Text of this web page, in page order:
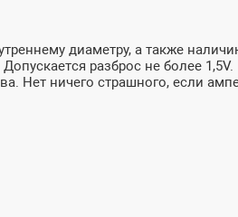
диаметру, а также
разброс не более 1,5V.
Нет ничего страшного, если